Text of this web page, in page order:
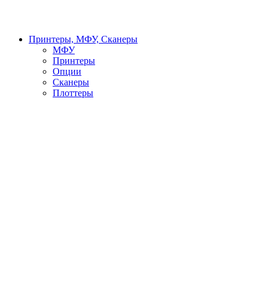
Принтеры, МФУ, Сканеры
МФУ
Принтеры
Опции
Сканеры
Плоттеры